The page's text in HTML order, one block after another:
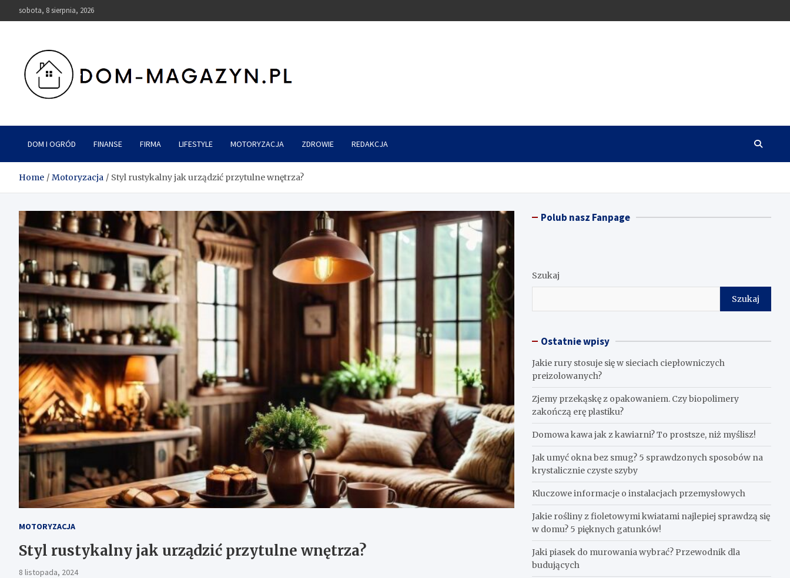
to
sobota, 8 sierpnia, 2026
Dom-Magazyn.pl
DOM I OGRÓD FINANSE FIRMA LIFESTYLE MOTORYZACJA ZDROWIE REDAKCJA
Home Motoryzacja Styl rustykalny jak urządzić przytulne wnętrza?
MOTORYZACJA
Styl rustykalny jak urządzić przytulne wnętrza?
8 listopada, 2024
Polub nasz Fanpage
Szukaj
Szukaj
Ostatnie wpisy
Jakie rury stosuje się w sieciach ciepłowniczych
preizolowanych?
Zjemy przekąskę z opakowaniem. Czy biopolimery
zakończą erę plastiku?
​Domowa kawa jak z kawiarni? To prostsze, niż myślisz!
Jak umyć okna bez smug? 5 sprawdzonych sposobów na
krystalicznie czyste szyby
Kluczowe informacje o instalacjach przemysłowych
Jakie rośliny z fioletowymi kwiatami najlepiej sprawdzą się
w domu? 5 pięknych gatunków!
Jaki piasek do murowania wybrać? Przewodnik dla
budujących